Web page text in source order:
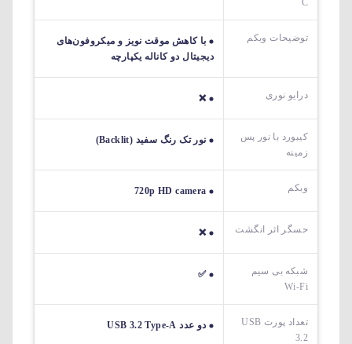
توضیحات وبکم
با کاهش موقت نویز و میکروفون‌های
دیجیتال دو کاناله یکپارچه
درایو نوری ❌
کیبورد با نور پس
زمینه
نور تک رنگ سفید (Backlit)
وبکم 720p HD camera
حسگر اثر انگشت ❌
شبکه بی سیم
Wi-Fi
✅
تعداد پورت USB
3.2
دو عدد USB 3.2 Type-A